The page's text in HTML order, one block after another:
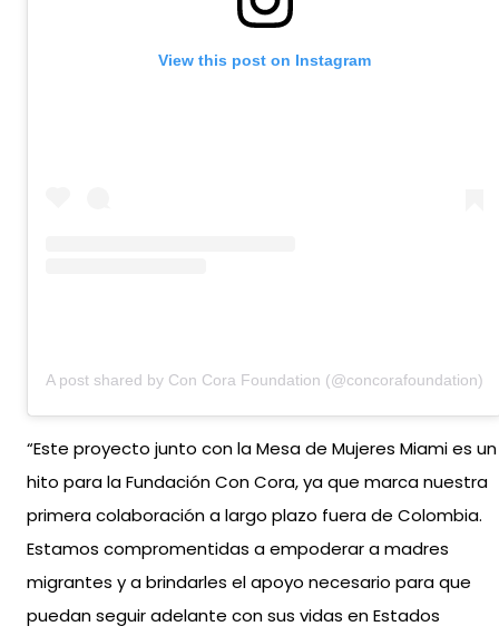
View this post on Instagram
A post shared by Con Cora Foundation (@concorafoundation)
“Este proyecto junto con la Mesa de Mujeres Miami es un
hito para la Fundación Con Cora, ya que marca nuestra
primera colaboración a largo plazo fuera de Colombia.
Estamos compromentidas a empoderar a madres
migrantes y a brindarles el apoyo necesario para que
puedan seguir adelante con sus vidas en Estados